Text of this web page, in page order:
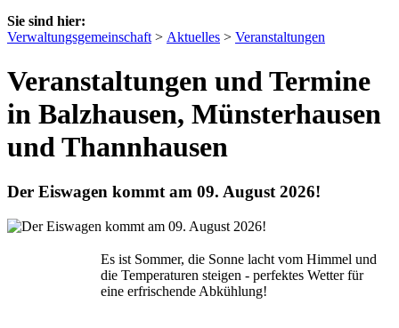
Sie sind hier:
Verwaltungsgemeinschaft > Aktuelles > Veranstaltungen
Veranstaltungen und Termine
in Balzhausen, Münsterhausen
und Thannhausen
Der Eiswagen kommt am 09. August 2026!
Es ist Sommer, die Sonne lacht vom Himmel und
die Temperaturen steigen - perfektes Wetter für
eine erfrischende Abkühlung!